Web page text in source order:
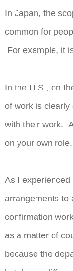
In Japan, the
common for
For example, it
In the U.S., on
of work is clearly
with their work.
on your own role.
As I experienced
arrangements to
confirmation
as a matter of
because the